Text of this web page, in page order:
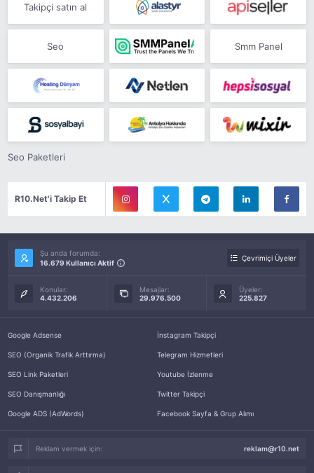
Takipçi satın al
Seo Smm Panel
Seo Paketleri
R10.Net'i Takip Et
Şu anda forumda:
16.679 Kullanıcı Aktif
Çevrimiçi Üyeler
Konular:
4.432.206
Mesajlar:
29.976.500
Üyeler:
225.827
Google Adsense
SEO (Organik Trafik Arttırma)
SEO Link Paketleri
SEO Danışmanlığı
Google ADS (AdWords)
İnstagram Takipçi
Telegram Hizmetleri
Youtube İzlenme
Twitter Takipçi
Facebook Sayfa & Grup Alımı
Reklam vermek için: reklam@r10.net